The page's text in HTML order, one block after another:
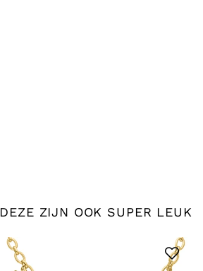
DEZE ZIJN OOK SUPER LEUK